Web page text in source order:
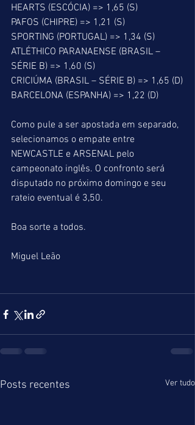
HEARTS (ESCÓCIA) => 1,65 (S)
PAFOS (CHIPRE) => 1,21 (S)
SPORTING (PORTUGAL) => 1,34 (S)
ATLÉTHICO PARANAENSE (BRASIL –
SÉRIE B) => 1,60 (S)
CRICIÚMA (BRASIL – SÉRIE B) => 1,65 (D)
BARCELONA (ESPANHA) => 1,22 (D)
Como pule a ser apostada em separado,
selecionamos o empate entre
NEWCASTLE e ARSENAL pelo
campeonato inglês. O confronto será
disputado no próximo domingo e seu
rateio eventual é 3,50.
Boa sorte a todos.
Miguel Leão
Posts recentes Ver tudo